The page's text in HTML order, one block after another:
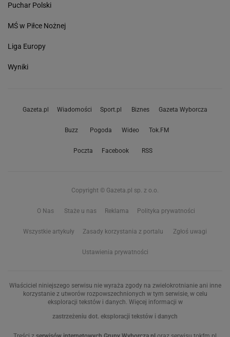
Puchar Polski
MŚ w Piłce Nożnej
Liga Europy
Wyniki
Gazeta.pl Wiadomości Sport.pl Biznes Gazeta Wyborcza
Buzz Pogoda Wideo Tok.FM
Poczta Facebook RSS
Copyright © Gazeta.pl sp. z o.o.
O Nas Staże u nas Reklama Polityka prywatności
Wszystkie artykuły Zasady korzystania z portalu Zgłoś uwagi
Ustawienia prywatności
Właściciel niniejszego serwisu nie wyraża zgody na zwielokrotnianie ani inne
korzystanie z utworów rozpowszechnionych w tym serwisie, w celu
eksploracji tekstów i danych. Więcej informacji w
zastrzeżeniu dot. eksploracji tekstów i danych